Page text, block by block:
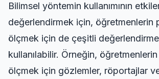
Bilimsel yöntemin kullanımının
değerlendirmek için, öğretmenlerin
ölçmek için de çeşitli
kullanılabilir. Örneğin, öğretmenlerin
ölçmek için gözlemler, röportajlar